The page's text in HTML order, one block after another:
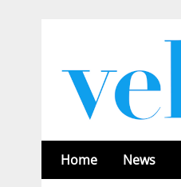
Home News